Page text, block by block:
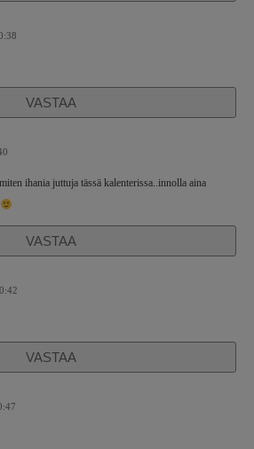
VASTAA
ihania juttuja tässä kalenterissa..innolla aina
VASTAA
VASTAA